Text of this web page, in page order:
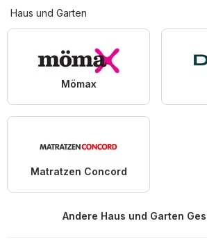
Haus und Garten
Mömax
Matratzen Concord
Andere Haus und Garten